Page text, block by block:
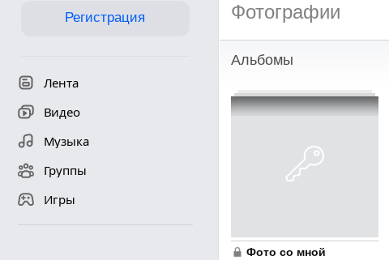
Регистрация
Лента
Видео
Музыка
Группы
Игры
Фотографии
Альбомы
Фото со мной